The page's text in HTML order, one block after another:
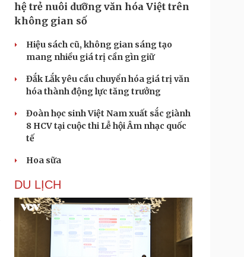
hệ trẻ nuôi dưỡng văn hóa Việt trên
không gian số
Hiệu sách cũ, không gian sáng tạo
mang nhiều giá trị cần gìn giữ
Đắk Lắk yêu cầu chuyển hóa giá trị văn
hóa thành động lực tăng trưởng
Đoàn học sinh Việt Nam xuất sắc giành
8 HCV tại cuộc thi Lễ hội Âm nhạc quốc
tế
Hoa sữa
DU LỊCH